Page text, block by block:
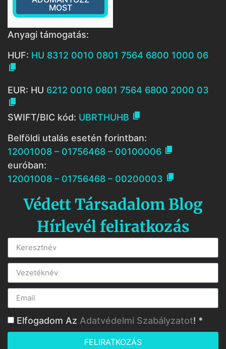
MOST
Anyagi támogatás:
HUF: HU 8312 0010 0801 7564 6800 1000 06

EUR: HU 6212 0010 0801 7564 6800 2000 03

SWIFT/BIC kód: UBRTHUHB 
Belföldi utalás esetén forintban:
12001008 – 01756468 – 00100006 
euróban:
12001008 – 01756468 – 00200003 
Védett Társadalom Blog
Hírlevél feliratkozás
Elfogadom Az Adatvédelmi Szabályzatot! *
FELIRATKOZÁS